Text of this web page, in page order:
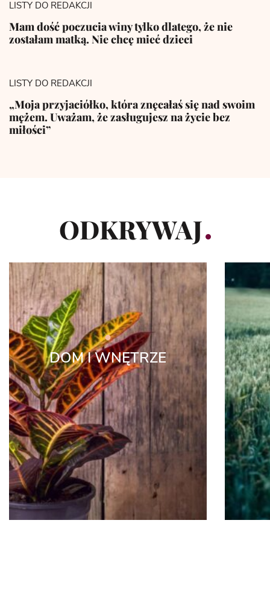
LISTY DO REDAKCJI
Mam dość poczucia winy tylko dlatego, że nie
zostałam matką. Nie chcę mieć dzieci
LISTY DO REDAKCJI
„Moja przyjaciółko, która znęcałaś się nad swoim
mężem. Uważam, że zasługujesz na życie bez
miłości”
ODKRYWAJ
DOM I WNĘTRZE